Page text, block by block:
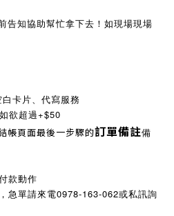
告知協助幫忙拿下去！ 如現場現場
卡片、代寫服務
欲超過+$50
帳頁面最後一步驟的訂單備註備
款動作
急單請來電0978-163-062或私訊詢